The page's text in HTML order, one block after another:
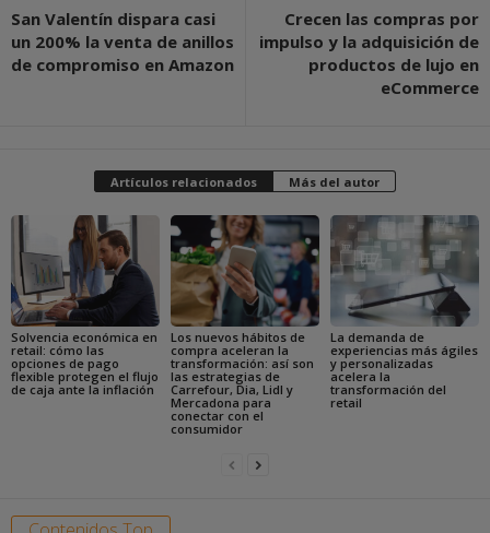
San Valentín dispara casi
un 200% la venta de anillos
de compromiso en Amazon
Crecen las compras por
impulso y la adquisición de
productos de lujo en
eCommerce
Artículos relacionados Más del autor
Solvencia económica en
retail: cómo las
opciones de pago
flexible protegen el flujo
de caja ante la inflación
Los nuevos hábitos de
compra aceleran la
transformación: así son
las estrategias de
Carrefour, Dia, Lidl y
Mercadona para
conectar con el
consumidor
La demanda de
experiencias más ágiles
y personalizadas
acelera la
transformación del
retail